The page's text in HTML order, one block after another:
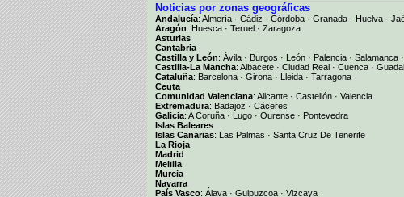
Noticias por zonas geográficas
Andalucía: Almería · Cádiz · Córdoba · Granada · Huelva ·
Aragón: Huesca · Teruel · Zaragoza
Asturias
Cantabria
Castilla y León: Ávila · Burgos · León · Palencia · Salamanca ·
Castilla-La Mancha: Albacete · Ciudad Real · Cuenca ·
Cataluña: Barcelona · Girona · Lleida · Tarragona
Ceuta
Comunidad Valenciana: Alicante · Castellón · Valencia
Extremadura: Badajoz · Cáceres
Galicia: A Coruña · Lugo · Ourense · Pontevedra
Islas Baleares
Islas Canarias: Las Palmas · Santa Cruz De Tenerife
La Rioja
Madrid
Melilla
Murcia
Navarra
País Vasco: Álava · Guipuzcoa · Vizcaya